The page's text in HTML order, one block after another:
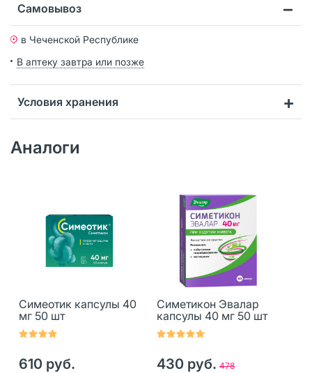
Самовывоз
в Чеченской Республике
В аптеку завтра или позже
Условия хранения
Аналоги
Симеотик капсулы 40
мг 50 шт
610 руб.
Симетикон Эвалар
капсулы 40 мг 50 шт
430 руб. 478